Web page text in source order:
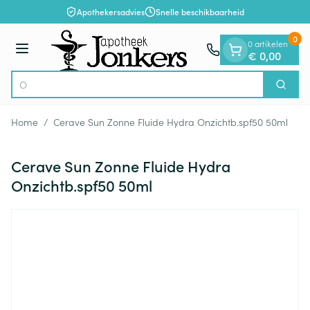
Ga naar de inhoudApothekersadvies Snelle beschikbaarheid
Menu
Product, merk, categorie... Zoek
0 artikelen
€ 0,00
0
Home / Cerave Sun Zonne Fluide Hydra Onzichtb.spf50 50ml
Cerave Sun Zonne Fluide Hydra
Onzichtb.spf50 50ml